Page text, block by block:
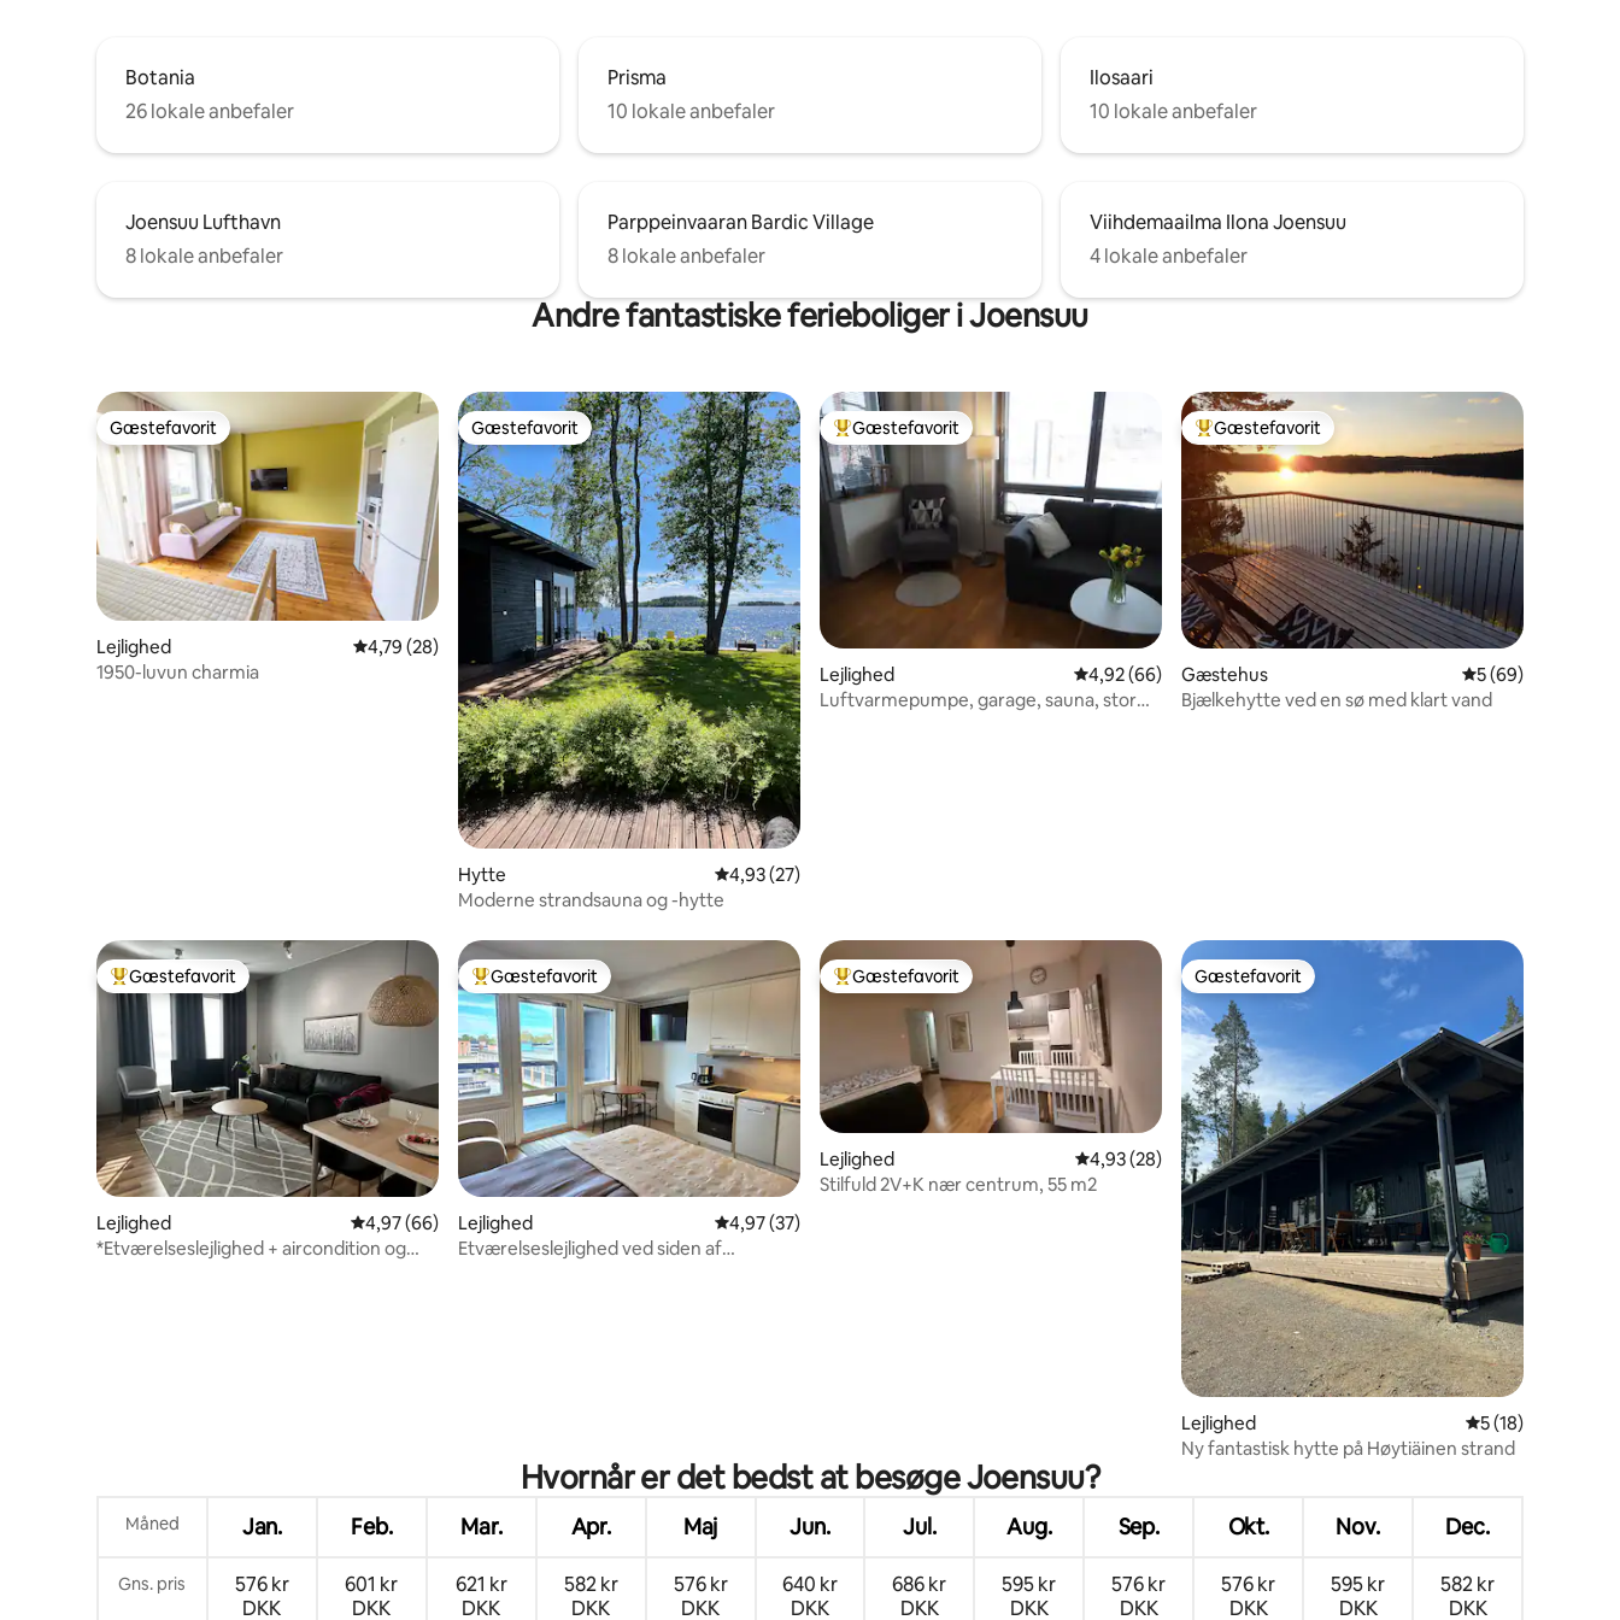
Botania
26 lokale anbefaler
Prisma
10 lokale anbefaler
Ilosaari
10 lokale anbefaler
Joensuu Lufthavn
8 lokale anbefaler
Parppeinvaaran Bardic Village
8 lokale anbefaler
Viihdemaailma Ilona Joensuu
4 lokale anbefaler
Andre fantastiske ferieboliger i Joensuu
Gæstefavorit
Gæstefavorit
Lejlighed 4,79 ud af 5 i gennemsnitlig bedømmelse, 28 omtaler
4,79 (28)
1950-luvun charmia
Gæstefavorit
Gæstefavorit
Hytte 4,93 ud af 5 i gennemsnitlig bedømmelse, 27 omtaler
4,93 (27)
Moderne strandsauna og -hytte
Bedste gæstefavorit
Gæstefavorit
Lejlighed 4,92 ud af 5 i gennemsnitlig bedømmelse, 66 omtaler
4,92 (66)
Luftvarmepumpe, garage, sauna, stor
Bedste gæstefavorit
Gæstefavorit
Gæstehus 5 ud af 5 i
5 (69)
Bjælkehytte ved en sø med klart vand
Bedste gæstefavorit
Gæstefavorit
Lejlighed 4,97 ud af 5 i gennemsnitlig bedømmelse, 66 omtaler
4,97 (66)
*Etværelseslejlighed + aircondition og
Bedste gæstefavorit
Gæstefavorit
Lejlighed 4,97 ud af 5 i gennemsnitlig bedømmelse, 37 omtaler
4,97 (37)
Etværelseslejlighed ved siden af
Bedste gæstefavorit
Gæstefavorit
Lejlighed 4,93 ud af 5 i gennemsnitlig bedømmelse, 28 omtaler
4,93 (28)
Stilfuld 2V+K nær centrum, 55 m2
Gæstefavorit
Gæstefavorit
Lejlighed 5 ud af 5 i
5 (18)
Ny fantastisk hytte på Høytiäinen strand
Hvornår er det bedst at besøge Joensuu?
Måned Jan. Feb. Mar. Apr. Maj Jun. Jul. Aug. Sep. Okt. Nov. Dec.
Gns. pris
576 kr
DKK
601 kr
DKK
621 kr
DKK
582 kr
DKK
576 kr
DKK
640 kr
DKK
686 kr
DKK
595 kr
DKK
576 kr
DKK
576 kr
DKK
595 kr
DKK
582 kr
DKK